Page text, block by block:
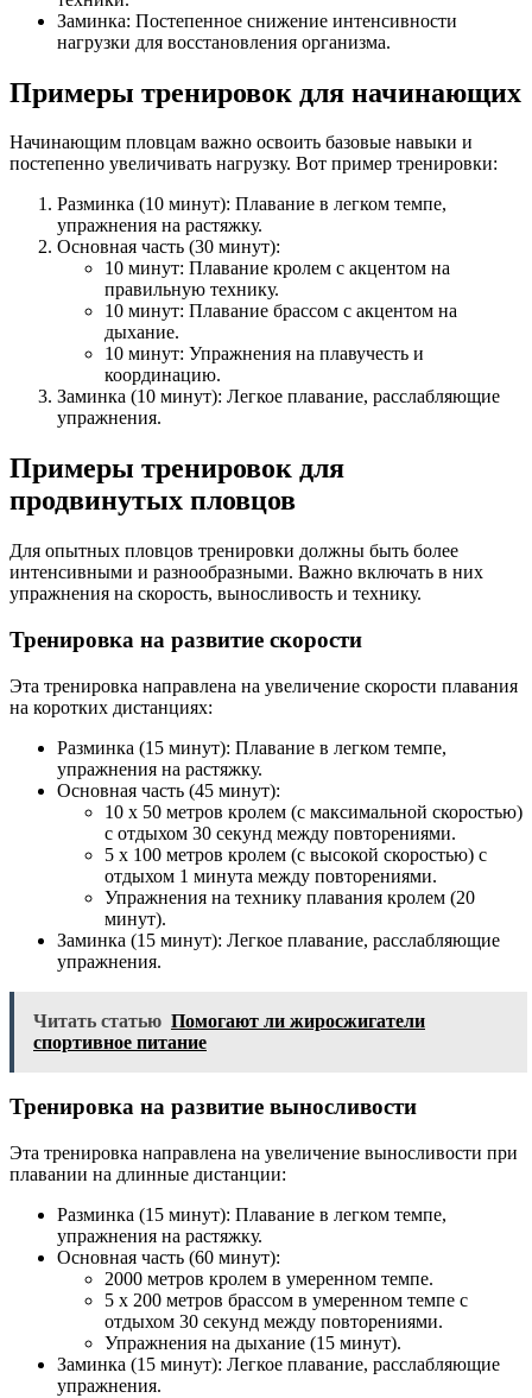
Заминка: Постепенное снижение интенсивности
нагрузки для восстановления организма.
Примеры тренировок для начинающих
Начинающим пловцам важно освоить базовые навыки и
постепенно увеличивать нагрузку. Вот пример тренировки:
Разминка (10 минут): Плавание в легком темпе,
упражнения на растяжку.
Основная часть (30 минут):
10 минут: Плавание кролем с акцентом на
правильную технику.
10 минут: Плавание брассом с акцентом на
дыхание.
10 минут: Упражнения на плавучесть и
координацию.
Заминка (10 минут): Легкое плавание, расслабляющие
упражнения.
Примеры тренировок для
продвинутых пловцов
Для опытных пловцов тренировки должны быть более
интенсивными и разнообразными. Важно включать в них
упражнения на скорость, выносливость и технику.
Тренировка на развитие скорости
Эта тренировка направлена на увеличение скорости плавания
на коротких дистанциях:
Разминка (15 минут): Плавание в легком темпе,
упражнения на растяжку.
Основная часть (45 минут):
10 x 50 метров кролем (с максимальной скоростью)
с отдыхом 30 секунд между повторениями.
5 x 100 метров кролем (с высокой скоростью) с
отдыхом 1 минута между повторениями.
Упражнения на технику плавания кролем (20
минут).
Заминка (15 минут): Легкое плавание, расслабляющие
упражнения.
Читать статью Помогают ли жиросжигатели
спортивное питание
Тренировка на развитие выносливости
Эта тренировка направлена на увеличение выносливости при
плавании на длинные дистанции:
Разминка (15 минут): Плавание в легком темпе,
упражнения на растяжку.
Основная часть (60 минут):
2000 метров кролем в умеренном темпе.
5 x 200 метров брассом в умеренном темпе с
отдыхом 30 секунд между повторениями.
Упражнения на дыхание (15 минут).
Заминка (15 минут): Легкое плавание, расслабляющие
упражнения.